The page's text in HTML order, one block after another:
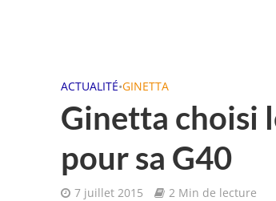
ACTUALITÉ•GINETTA
Ginetta choisi
pour sa G40
7 juillet 2015 2 Min de lecture